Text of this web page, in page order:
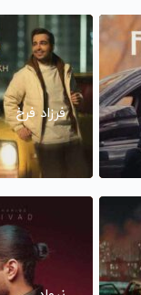
فرزاد فرخ